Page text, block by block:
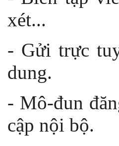
xét...
- Gửi trực
dung.
- Mô-đun
cập nội bộ.